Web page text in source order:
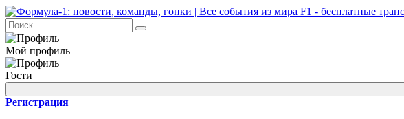
Мой профиль
Гости
Регистрация